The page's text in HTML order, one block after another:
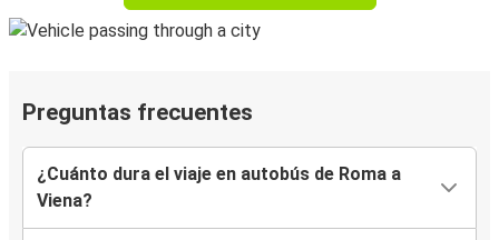
Preguntas frecuentes
¿Cuánto dura el viaje en autobús de Roma a
Viena?